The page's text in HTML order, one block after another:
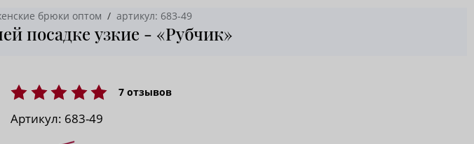
брюки оптом артикул: 683-49
посадке узкие - «Рубчик»
7 отзывов
Артикул: 683-49